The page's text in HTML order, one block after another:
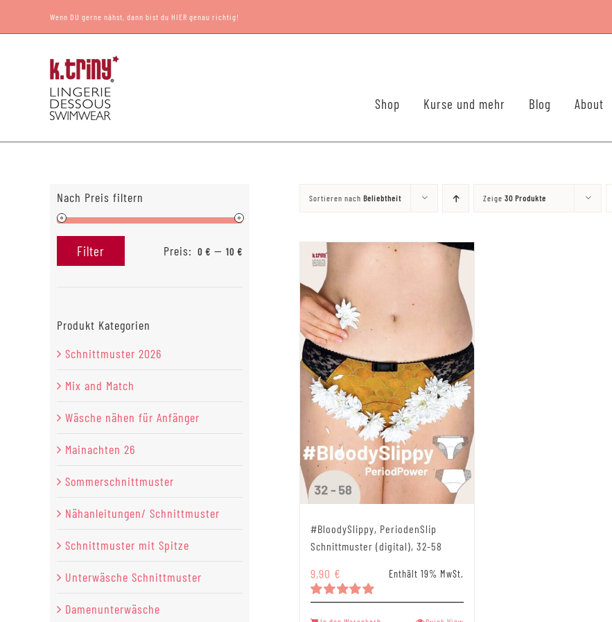
Wenn DU gerne nähst, dann bist du HIER genau richtig!
Shop Kurse und mehr Blog About
Sortieren nach Beliebtheit Zeige 30 Produkte
#BloodySlippy, PeriodenSlip
Schnittmuster (digital), 32-58
9,90 € Enthält 19% MwSt.
Nach Preis filtern
Filter Preis: 0 € — 10 €
Produkt Kategorien
Schnittmuster 2026
Mix and Match
Wäsche nähen für Anfänger
Mainachten 26
Sommerschnittmuster
Nähanleitungen/ Schnittmuster
Schnittmuster mit Spitze
Unterwäsche Schnittmuster
Damenunterwäsche